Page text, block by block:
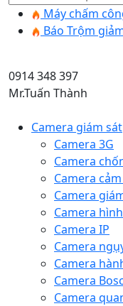
kiếm
Máy chấm
Báo Trộm
0914 348 397
Mr.Tuấn Thành
Camera giám sát
Camera 3G
Camera
Camera
Camera
Camera
Camera IP
Camera
Camera
Camera
Camera